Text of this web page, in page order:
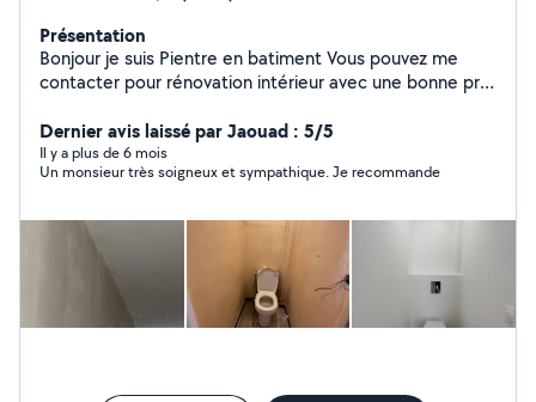
Présentation
Bonjour je suis Pientre en batiment Vous pouvez me
contacter pour rénovation intérieur avec une bonne prix
Dernier avis laissé par Jaouad : 5/5
Il y a plus de 6 mois
Un monsieur très soigneux et sympathique. Je recommande